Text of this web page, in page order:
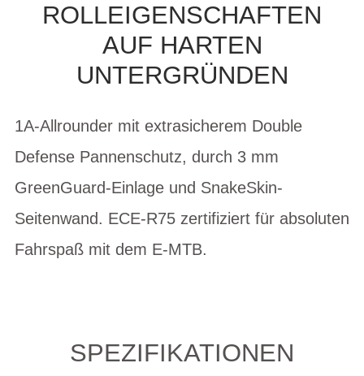
LLEIGENSCHAFTEN AU
F HARTEN UN
TERGRÜNDEN
1A-Allrounder mit extrasicherem Double
Defense Pannenschutz, durch 3 mm
GreenGuard-Einlage und SnakeSkin-
Seitenwand. ECE-R75 zertifiziert für absoluten
Fahrspaß mit dem E-MTB.
SPEZIFIKATIONEN